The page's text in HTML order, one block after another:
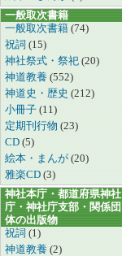
一般取次書籍
一般取次書籍 (74)
祝詞 (15)
神社祭式・祭祀 (20)
神道教養 (552)
神道史・歴史 (212)
小冊子 (11)
定期刊行物 (23)
CD (5)
絵本・まんが (20)
雅楽CD (3)
神社本庁・都道府県神社
庁・神社庁支部・関係団
体の出版物
祝詞 (1)
神道教養 (2)